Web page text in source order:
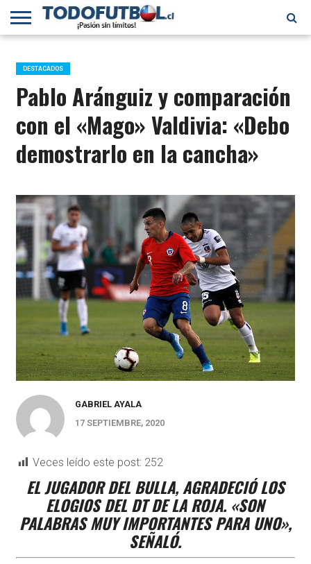
PRIMERA
B
SELECCIÓN
CHILENA
CHILENOS
EN EL
MUNDO
FÚTBOL
INTERNACIONAL
DESTACADOS
Pablo Aránguiz y comparación
con el «Mago» Valdivia: «Debo
demostrarlo en la cancha»
GABRIEL AYALA
17 SEPTIEMBRE, 2020
Veces leído este post: 252
EL JUGADOR DEL BULLA, AGRADECIÓ LOS
ELOGIOS DEL DT DE LA ROJA. «SON
PALABRAS MUY IMPORTANTES PARA UNO»,
SEÑALÓ.